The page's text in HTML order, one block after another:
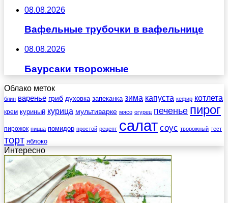
08.08.2026
Вафельные трубочки в вафельнице
08.08.2026
Баурсаки творожные
Облако меток
блин варенье гриб духовка запеканка зима капуста кефир котлета
крем куриный курица мультиварке мясо огурец печенье пирог
пирожок пицца помидор простой рецепт салат соус творожный тест
торт яблоко
Интересно